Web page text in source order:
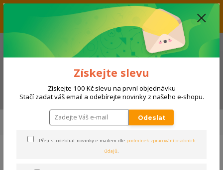
Vážení zákazníci, aktuálně nabízíme slevu až 33% na produkty
umístěné v kategorii VÝPRODEJ. Přejeme příjemný nákup! Váš tým E-
SHOPSPORT.CZ
Menu
+420 728 118 114 (Po-Ne, 9-20 hod.)
FOTBAL, FUTSAL Zápasové vybavení
TRENKY JOMA ACADEMY III | ČERNÁ - BÍLÁ
Získejte slevu
Získejte 100 Kč slevu na první objednávku
Stačí zadat váš email a odebírejte novinky z našeho e-shopu.
Odeslat
Přeji si odebírat novinky e-mailem dle podmínek zpracování osobních
údajů.